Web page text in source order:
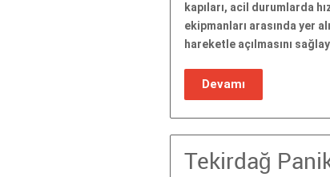
kapıları, acil durumlarda
ekipmanları arasında yer
hareketle açılmasını
Devamı
Tekirdağ